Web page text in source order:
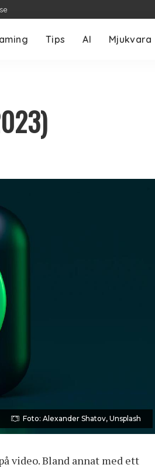
Tips AI Mjukvara
Foto: Alexander Shatov, Unsplash
video. Bland annat med ett